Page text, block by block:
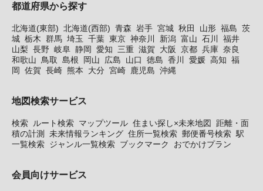
都道府県から探す
北海道(東部) 北海道(西部) 青森 岩手 宮城 秋田 山形 福島 茨
城 栃木 群馬 埼玉 千葉 東京 神奈川 新潟 富山 石川
福井
山梨 長野 岐阜 静岡 愛知 三重 滋賀 大阪 京都 兵庫 奈良
和歌山
鳥取 島根 岡山 広島 山口 徳島 香川 愛媛 高知 福
岡
佐賀 長崎 熊本 大分 宮崎 鹿児島 沖縄
地図検索サービス
検索 ルート検索 マップツール 住まい探し×未来地図
距離・面
積の計測 未来情報ランキング 住所一覧検索 郵便番号検索 駅
一覧検索 ジャンル一覧検索 ブックマーク おでかけプラン
会員向けサービス